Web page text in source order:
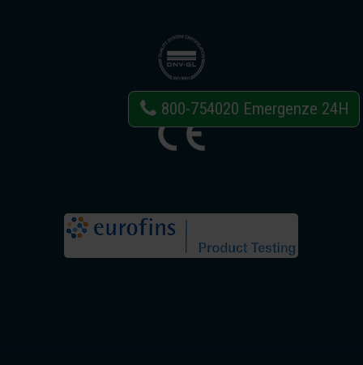
800-754020 Emergenze 24H